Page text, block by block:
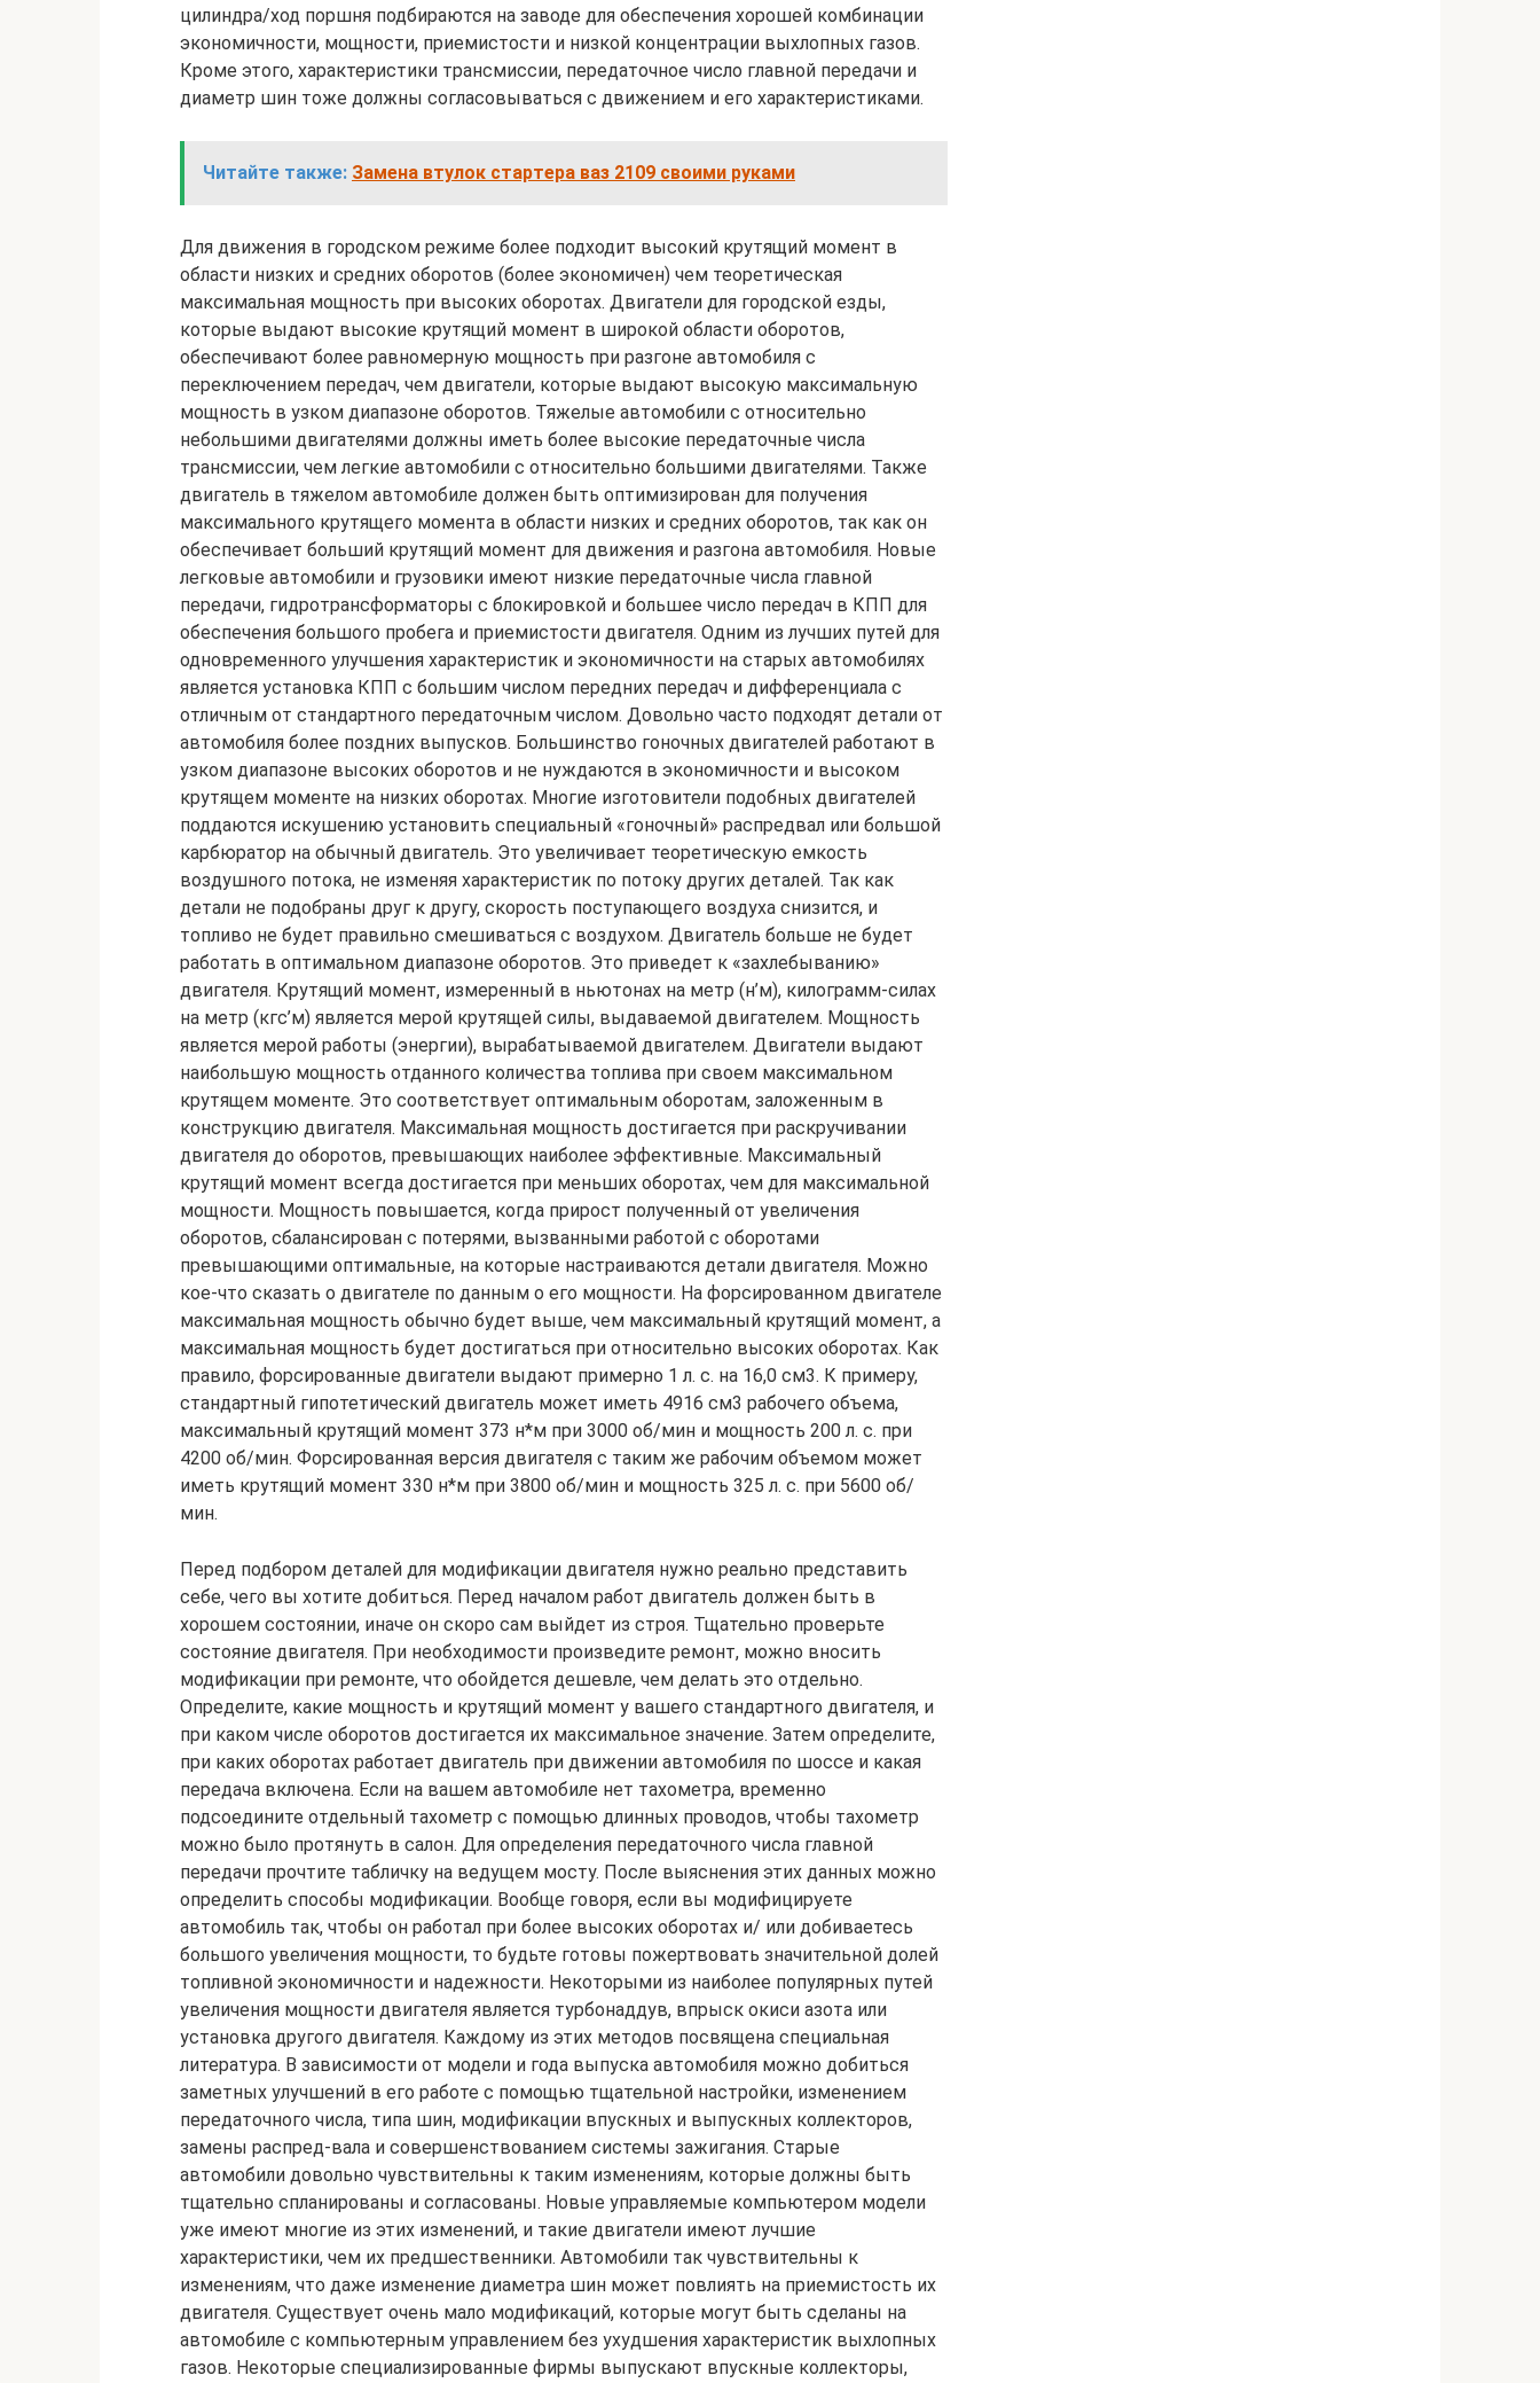
цилиндра/ход поршня подбираются на заводе для обеспечения хорошей комбинации
экономичности, мощности, приемистости и низкой концентрации выхлопных газов.
Кроме этого, характеристики трансмиссии, передаточное число главной передачи и
диаметр шин тоже должны согласовываться с движением и его характеристиками.
Читайте также: Замена втулок стартера ваз 2109 своими руками
Для движения в городском режиме более подходит высокий крутящий момент в
области низких и средних оборотов (более экономичен) чем теоретическая
максимальная мощность при высоких оборотах. Двигатели для городской езды,
которые выдают высокие крутящий момент в широкой области оборотов,
обеспечивают более равномерную мощность при разгоне автомобиля с
переключением передач, чем двигатели, которые выдают высокую максимальную
мощность в узком диапазоне оборотов. Тяжелые автомобили с относительно
небольшими двигателями должны иметь более высокие передаточные числа
трансмиссии, чем легкие автомобили с относительно большими двигателями. Также
двигатель в тяжелом автомобиле должен быть оптимизирован для получения
максимального крутящего момента в области низких и средних оборотов, так как он
обеспечивает больший крутящий момент для движения и разгона автомобиля. Новые
легковые автомобили и грузовики имеют низкие передаточные числа главной
передачи, гидротрансформаторы с блокировкой и большее число передач в КПП для
обеспечения большого пробега и приемистости двигателя. Одним из лучших путей для
одновременного улучшения характеристик и экономичности на старых автомобилях
является установка КПП с большим числом передних передач и дифференциала с
отличным от стандартного передаточным числом. Довольно часто подходят детали от
автомобиля более поздних выпусков. Большинство гоночных двигателей работают в
узком диапазоне высоких оборотов и не нуждаются в экономичности и высоком
крутящем моменте на низких оборотах. Многие изготовители подобных двигателей
поддаются искушению установить специальный «гоночный» распредвал или большой
карбюратор на обычный двигатель. Это увеличивает теоретическую емкость
воздушного потока, не изменяя характеристик по потоку других деталей. Так как
детали не подобраны друг к другу, скорость поступающего воздуха снизится, и
топливо не будет правильно смешиваться с воздухом. Двигатель больше не будет
работать в оптимальном диапазоне оборотов. Это приведет к «захлебыванию»
двигателя. Крутящий момент, измеренный в ньютонах на метр (н’м), килограмм-силах
на метр (кгс’м) является мерой крутящей силы, выдаваемой двигателем. Мощность
является мерой работы (энергии), вырабатываемой двигателем. Двигатели выдают
наибольшую мощность отданного количества топлива при своем максимальном
крутящем моменте. Это соответствует оптимальным оборотам, заложенным в
конструкцию двигателя. Максимальная мощность достигается при раскручивании
двигателя до оборотов, превышающих наиболее эффективные. Максимальный
крутящий момент всегда достигается при меньших оборотах, чем для максимальной
мощности. Мощность повышается, когда прирост полученный от увеличения
оборотов, сбалансирован с потерями, вызванными работой с оборотами
превышающими оптимальные, на которые настраиваются детали двигателя. Можно
кое-что сказать о двигателе по данным о его мощности. На форсированном двигателе
максимальная мощность обычно будет выше, чем максимальный крутящий момент, а
максимальная мощность будет достигаться при относительно высоких оборотах. Как
правило, форсированные двигатели выдают примерно 1 л. с. на 16,0 см3. К примеру,
стандартный гипотетический двигатель может иметь 4916 см3 рабочего объема,
максимальный крутящий момент 373 н*м при 3000 об/мин и мощность 200 л. с. при
4200 об/мин. Форсированная версия двигателя с таким же рабочим объемом может
иметь крутящий момент 330 н*м при 3800 об/мин и мощность 325 л. с. при 5600 об/
мин.
Перед подбором деталей для модификации двигателя нужно реально представить
себе, чего вы хотите добиться. Перед началом работ двигатель должен быть в
хорошем состоянии, иначе он скоро сам выйдет из строя. Тщательно проверьте
состояние двигателя. При необходимости произведите ремонт, можно вносить
модификации при ремонте, что обойдется дешевле, чем делать это отдельно.
Определите, какие мощность и крутящий момент у вашего стандартного двигателя, и
при каком числе оборотов достигается их максимальное значение. Затем определите,
при каких оборотах работает двигатель при движении автомобиля по шоссе и какая
передача включена. Если на вашем автомобиле нет тахометра, временно
подсоедините отдельный тахометр с помощью длинных проводов, чтобы тахометр
можно было протянуть в салон. Для определения передаточного числа главной
передачи прочтите табличку на ведущем мосту. После выяснения этих данных можно
определить способы модификации. Вообще говоря, если вы модифицируете
автомобиль так, чтобы он работал при более высоких оборотах и/ или добиваетесь
большого увеличения мощности, то будьте готовы пожертвовать значительной долей
топливной экономичности и надежности. Некоторыми из наиболее популярных путей
увеличения мощности двигателя является турбонаддув, впрыск окиси азота или
установка другого двигателя. Каждому из этих методов посвящена специальная
литература. В зависимости от модели и года выпуска автомобиля можно добиться
заметных улучшений в его работе с помощью тщательной настройки, изменением
передаточного числа, типа шин, модификации впускных и выпускных коллекторов,
замены распред-вала и совершенствованием системы зажигания. Старые
автомобили довольно чувствительны к таким изменениям, которые должны быть
тщательно спланированы и согласованы. Новые управляемые компьютером модели
уже имеют многие из этих изменений, и такие двигатели имеют лучшие
характеристики, чем их предшественники. Автомобили так чувствительны к
изменениям, что даже изменение диаметра шин может повлиять на приемистость их
двигателя. Существует очень мало модификаций, которые могут быть сделаны на
автомобиле с компьютерным управлением без ухудшения характеристик выхлопных
газов. Некоторые специализированные фирмы выпускают впускные коллекторы,